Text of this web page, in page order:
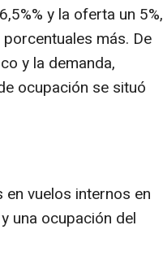
y la oferta un 5%,
más. De
y la demanda,
ocupación se situó
vuelos internos en
una ocupación del